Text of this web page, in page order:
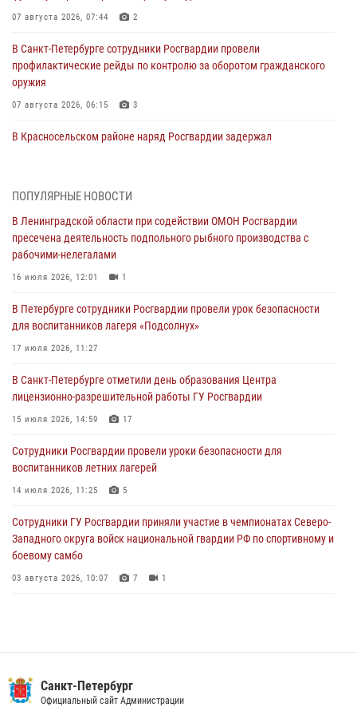
07 августа 2026, 07:44 2
В Санкт-Петербурге сотрудники Росгвардии провели
профилактические рейды по контролю за оборотом гражданского
оружия
07 августа 2026, 06:15 3
В Красносельском районе наряд Росгвардии задержал
06 августа 2026, 13:39 1
В Центральном районе росгвардейцы оперативно задержали
хулигана, стрелявшего из пускового устройства рядом с жилыми
домами
06 августа 2026, 11:36
Сотрудники и военнослужащие Росгвардии обеспечили
правопорядок при проведении матча "Зенит" - "Балтика"
06 августа 2026, 07:30
В Выборгском районе наряд Росгвардии обнаружил
разыскиваемый преступный автотранспорт
05 августа 2026, 12:25 2
Петербургские росгвардейцы обнаружили объявленный в розыск
автомобиль, ранее использовавшийся при совершении кражи в
Ленобласти
ПОПУЛЯРНЫЕ НОВОСТИ
В Ленинградской области при содействии ОМОН Росгвардии
пресечена деятельность подпольного рыбного производства с
рабочими-нелегалами
16 июля 2026, 12:01 1
В Петербурге сотрудники Росгвардии провели урок безопасности
для воспитанников лагеря «Подсолнух»
17 июля 2026, 11:27
В Санкт-Петербурге отметили день образования Центра
лицензионно-разрешительной работы ГУ Росгвардии
15 июля 2026, 14:59 17
Сотрудники Росгвардии провели уроки безопасности для
воспитанников летних лагерей
14 июля 2026, 11:25 5
Сотрудники ГУ Росгвардии приняли участие в чемпионатах Северо-
Западного округа войск национальной гвардии РФ по спортивному и
боевому самбо
03 августа 2026, 10:07 7 1
В Красногвардейском районе росгвардейцы задержали хулигана,
угрожавшего мужчине пневматическим пистолетом
Санкт-Петербург
Официальный сайт Администрации